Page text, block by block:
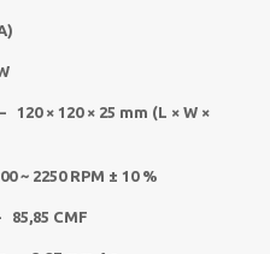
× 120 × 25 mm (L × W ×
2250 RPM ± 10 %
CMF